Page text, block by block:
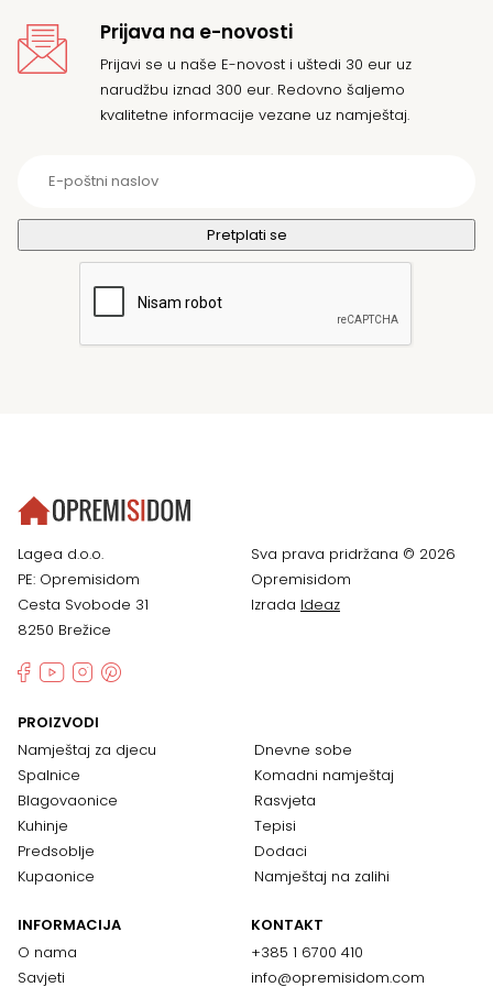
Prijava na e-novosti
Prijavi se u naše E-novost i uštedi 30 eur uz
narudžbu iznad 300 eur. Redovno šaljemo
kvalitetne informacije vezane uz namještaj.
Lagea d.o.o.
PE: Opremisidom
Cesta Svobode 31
8250 Brežice
Sva prava pridržana © 2026
Opremisidom
Izrada Ideaz
PROIZVODI
Namještaj za djecu
Spalnice
Blagovaonice
Kuhinje
Predsoblje
Kupaonice
Dnevne sobe
Komadni namještaj
Rasvjeta
Tepisi
Dodaci
Namještaj na zalihi
INFORMACIJA
O nama
Savjeti
KONTAKT
+385 1 6700 410
info@opremisidom.com